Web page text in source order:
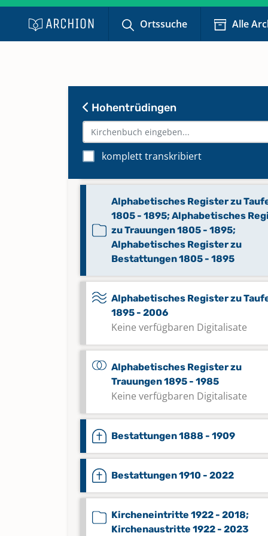
Ortssuche Alle
Hohentrüdingen
komplett transkribiert
Abendmahl 1913 - 1967
Keine verfügbaren Digitalisate
Bestattungen 1895 - 1998
Alphabetisches Register zu
1805 - 1895; Alphabetisches
zu Trauungen 1805 - 1895;
Alphabetisches Register zu
Bestattungen 1805 - 1895
Alphabetisches Register zu
1895 - 2006
Keine verfügbaren Digitalisate
Alphabetisches Register zu
Trauungen 1895 - 1985
Keine verfügbaren Digitalisate
Bestattungen 1888 - 1909
Bestattungen 1910 - 2022
Kircheneintritte 1922 - 2018;
Kirchenaustritte 1922 - 2023